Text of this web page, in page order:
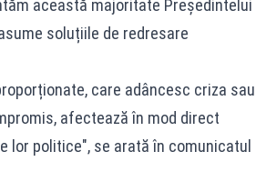
această majoritate Președintelui
soluțiile de redresare
care adâncesc criza sau
afectează în mod direct
lor politice", se arată în comunicatul